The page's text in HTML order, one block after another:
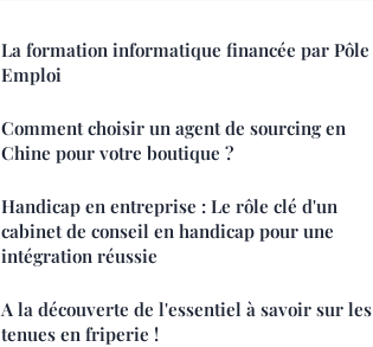
La formation informatique financée par Pôle
Emploi
Comment choisir un agent de sourcing en
Chine pour votre boutique ?
Handicap en entreprise : Le rôle clé d'un
cabinet de conseil en handicap pour une
intégration réussie
A la découverte de l'essentiel à savoir sur les
tenues en friperie !